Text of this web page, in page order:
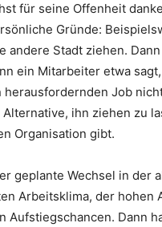
für seine Offenheit
Gründe:
andere Stadt ziehen.
ein Mitarbeiter etwa
Job
ihn ziehen zu
Organisation gibt.
geplante Wechsel in der
Arbeitsklima, der hohen
Aufstiegschancen. Dann